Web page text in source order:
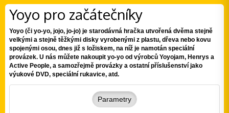
Yoyo pro začátečníky
Yoyo (či yo-yo, jojo, jo-jo) je starodávná hračka utvořená dvěma stejně
velkými a stejně těžkými disky vyrobenými z plastu, dřeva nebo kovu
spojenými osou, dnes již s ložiskem, na níž je namotán speciální
provázek. U nás můžete nakoupit yo-yo od výrobců Yoyojam, Henrys a
Active People, a samozřejmě provázky a ostatní příslušenství jako
výukové DVD, speciální rukavice, atd.
Parametry